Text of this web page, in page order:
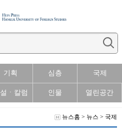
기획 심층 국제
ㆍ칼럼 인물 열린공간
뉴스홈 > 뉴스 > 국제